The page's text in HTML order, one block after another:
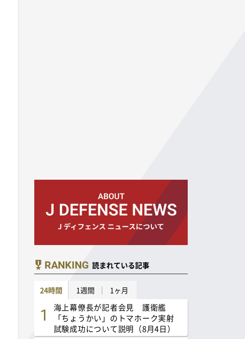
RANKING 読まれている記事
24時間 1週間 1ヶ月
海上幕僚長が記者会見 護衛艦
「ちょうかい」のトマホーク実射
試験成功について説明（8月4日）